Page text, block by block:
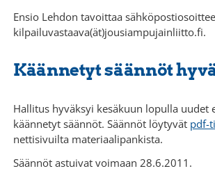
Ensio Lehdon tavoittaa
kilpailuvastaava(ät)jousiampujainliitto.fi.
Käännetyt säännöt
Hallitus hyväksyi kesäkuun lopulla uudet
käännetyt säännöt. Säännöt löytyvät pdf-
nettisivuilta materiaalipankista.
Säännöt astuivat voimaan 28.6.2011.